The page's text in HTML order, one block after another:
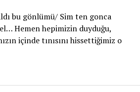
bu gönlümü/ Sim ten gonca
Hemen hepimizin duyduğu,
içinde tınısını hissettiğimiz o